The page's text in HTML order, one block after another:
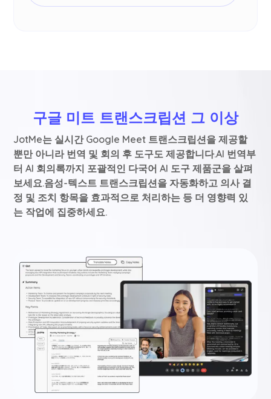
구글 미트 트랜스크립션 그 이상
JotMe는 실시간 Google Meet 트랜스크립션을 제공할
뿐만 아니라 번역 및 회의 후 도구도 제공합니다.AI 번역부
터 AI 회의록까지 포괄적인 다국어 AI 도구 제품군을 살펴
보세요.음성-텍스트 트랜스크립션을 자동화하고 의사 결
정 및 조치 항목을 효과적으로 처리하는 등 더 영향력 있
는 작업에 집중하세요.